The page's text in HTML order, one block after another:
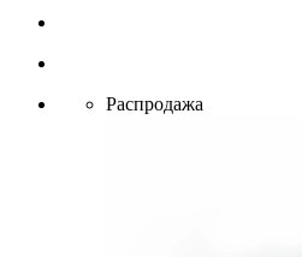
Распродажа